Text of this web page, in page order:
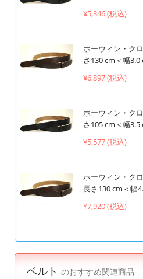
¥5,346 (税込)
ホーウィン・ク
さ130 cm＜幅3.0
¥6,897 (税込)
ホーウィン・ク
さ105 cm＜幅3.5
¥5,577 (税込)
ホーウィン・ク
長さ130 cm＜幅
¥7,920 (税込)
ベルト のおすすめ関連商品